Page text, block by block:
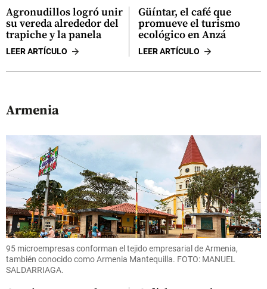
Agronudillos logró unir
su vereda alrededor del
trapiche y la panela
LEER ARTÍCULO
Güíntar, el café que
promueve el turismo
ecológico en Anzá
LEER ARTÍCULO
Armenia
95 microempresas conforman el tejido empresarial de Armenia,
también conocido como Armenia Mantequilla. FOTO: MANUEL
SALDARRIAGA.